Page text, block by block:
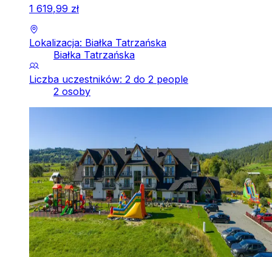
1 619,99 zł
Lokalizacja: Białka Tatrzańska
Białka Tatrzańska
Liczba uczestników: 2 do 2 people
2 osoby